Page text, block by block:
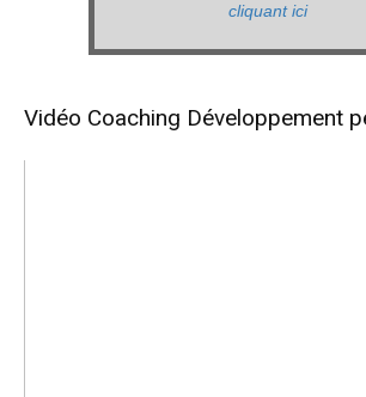
cliquant ici
Vidéo Coaching Développement